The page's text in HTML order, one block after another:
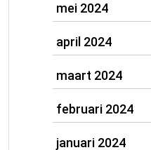
mei 2024
april 2024
maart 2024
februari 2024
januari 2024